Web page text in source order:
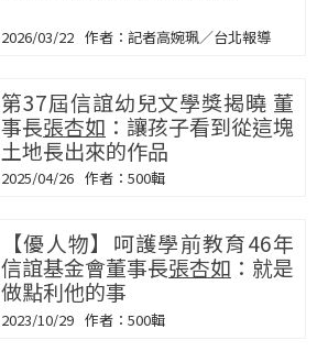
2026/03/22 記者高婉珮／台北報導
第37屆信誼幼兒文學獎揭曉 董
事長張杏如 ：讓孩子看到從這塊
土地長出來的作品
2025/04/26 500輯
【優人物】呵護學前教育46年
信誼基金會董事長張杏如 ：就是
做點利他的事
2023/10/29 500輯